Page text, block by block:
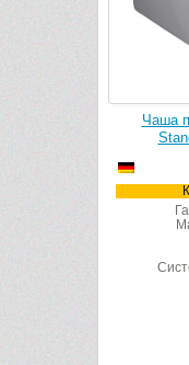
Чаша